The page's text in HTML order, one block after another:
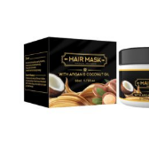
12.99 €.